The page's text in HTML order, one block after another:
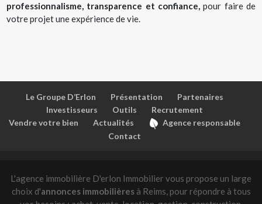
professionnalisme, transparence et confiance, pour faire de
votre projet une expérience de vie.
Le Groupe D’Erlon Présentation
Partenaires
Investisseurs
Outils
Recrutement
Vendre votre bien
Actualités
Agence responsable
Contact
L'agence immobilière D'erlon Immobilier vous propose un large
choix d'annonces immobilièresà Reims, pour répondre à tous